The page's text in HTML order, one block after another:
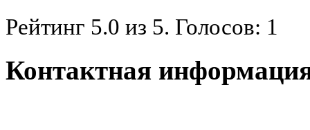
Рейтинг 5.0 из 5. Голосов: 1
Контактная